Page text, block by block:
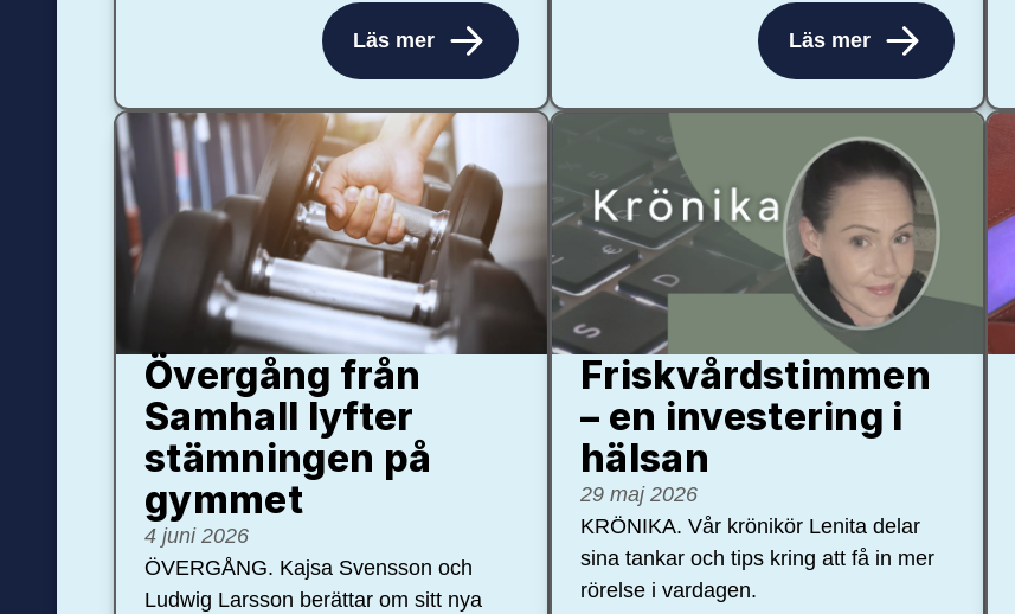
Läs mer Läs mer
Övergång från
Samhall lyfter
stämningen på
gymmet
4 juni 2026
ÖVERGÅNG. Kajsa Svensson och
Ludwig Larsson berättar om sitt nya
Friskvårdstimmen
– en investering i
hälsan
29 maj 2026
KRÖNIKA. Vår krönikör Lenita delar
sina tankar och tips kring att få in mer
rörelse i vardagen.